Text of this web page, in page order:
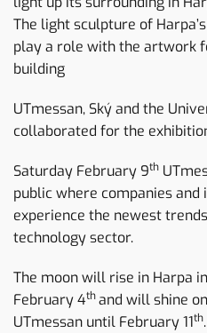
The light sculpture of
play a role with the artwork
building
UTmessan, Ský and the
collaborated for the
Saturday February 9th
public where companies
experience the newest
technology sector.
The moon will rise in Harpa
February 4thand will shine
UTmessan until February 11th.